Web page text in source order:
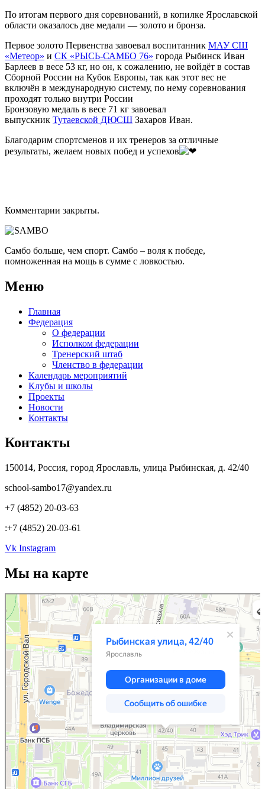
По итогам первого дня соревнований, в копилке Ярославской
области оказалось две медали — золото и бронза.
Первое золото Первенства завоевал воспитанник МАУ СШ
«Метеор» и СК «РЫСЬ-САМБО 76» города Рыбинск Иван
Барлеев в весе 53 кг, но он, к сожалению, не войдёт в состав
Сборной России на Кубок Европы, так как этот вес не
включён в международную систему, по нему соревнования
проходят только внутри России
Бронзовую медаль в весе 71 кг завоевал
выпускник Тутаевской ДЮСШ Захаров Иван.
Благодарим спортсменов и их тренеров за отличные
результаты, желаем новых побед и успехов
Комментарии закрыты.
Самбо больше, чем спорт. Самбо – воля к победе,
помноженная на мощь в сумме с ловкостью.
Меню
Главная
Федерация
О федерации
Исполком федерации
Тренерский штаб
Членство в федерации
Календарь мероприятий
Клубы и школы
Проекты
Новости
Контакты
Контакты
150014, Россия, город Ярославль, улица Рыбинская, д. 42/40
school-sambo17@yandex.ru
+7 (4852) 20-03-63
:+7 (4852) 20-03-61
Vk Instagram
Мы на карте
Ярославль
Рыбинская улица, 42/40 — Яндекс.Карты